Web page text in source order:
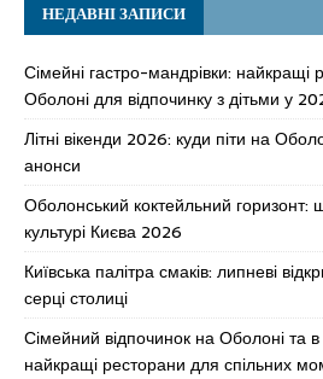
НЕДАВНІ ЗАПИСИ
Сімейні гастро-мандрівки: найкращі
Оболоні для відпочинку з дітьми у
Літні вікенди 2026: куди піти на
анонси
Оболонський коктейльний горизонт:
культурі Києва 2026
Київська палітра смаків: липневі
серці столиці
Сімейний відпочинок на Оболоні та в
найкращі ресторани для спільних